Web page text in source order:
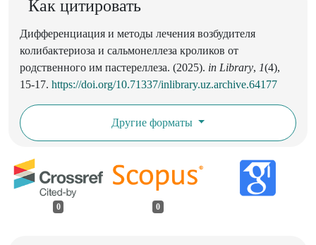
Как цитировать
Дифференциация и методы лечения возбудителя
колибактериоза и сальмонеллеза кроликов от
родственного им пастереллеза. (2025). in Library, 1(4),
15-17. https://doi.org/10.71337/inlibrary.uz.archive.64177
Другие форматы
0 0